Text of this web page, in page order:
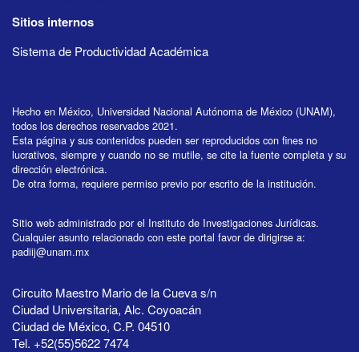
Sitios internos
Sistema de Productividad Académica
Hecho en México, Universidad Nacional Autónoma de México (UNAM),
todos los derechos reservados 2021.
Esta página y sus contenidos pueden ser reproducidos con fines no
lucrativos, siempre y cuando no se mutile, se cite la fuente completa y su
dirección electrónica.
De otra forma, requiere permiso previo por escrito de la institución.
Sitio web administrado por el Instituto de Investigaciones Jurídicas.
Cualquier asunto relacionado con este portal favor de dirigirse a:
padiij@unam.mx
Circuito Maestro Mario de la Cueva s/n
Ciudad Universitaria, Alc. Coyoacán
Ciudad de México, C.P. 04510
Tel. +52(55)5622 7474